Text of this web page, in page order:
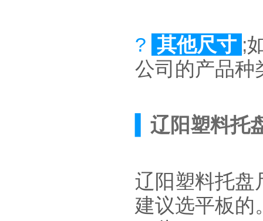
? 其他尺寸 ;
公司的产品种
辽阳塑料托
辽阳塑料托盘
建议选平板的